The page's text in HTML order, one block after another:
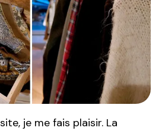
je me fais plaisir. La